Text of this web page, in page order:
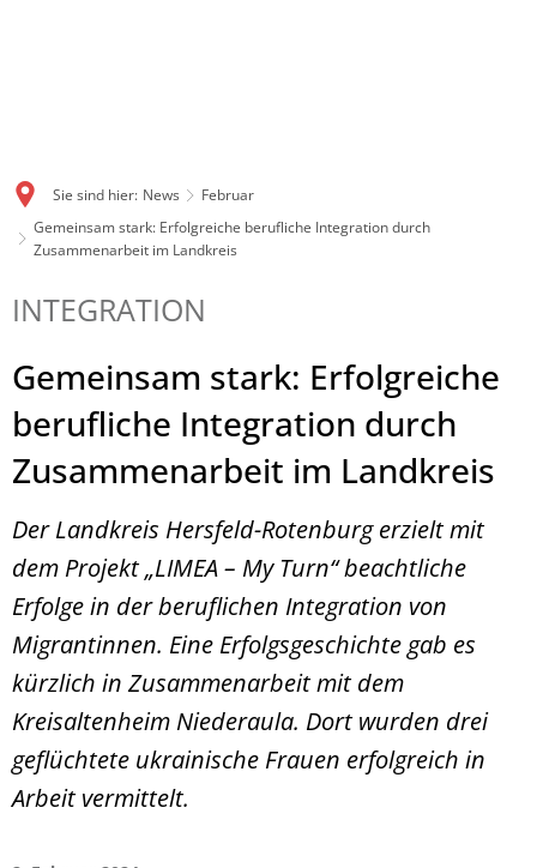
Sie sind hier: News
Februar
Gemeinsam stark: Erfolgreiche berufliche Integration durch
Zusammenarbeit im Landkreis
INTEGRATION
Gemeinsam stark: Erfolgreiche
berufliche Integration durch
Zusammenarbeit im Landkreis
Der Landkreis Hersfeld-Rotenburg erzielt mit
dem Projekt „LIMEA – My Turn“ beachtliche
Erfolge in der beruflichen Integration von
Migrantinnen. Eine Erfolgsgeschichte gab es
kürzlich in Zusammenarbeit mit dem
Kreisaltenheim Niederaula. Dort wurden drei
geflüchtete ukrainische Frauen erfolgreich in
Arbeit vermittelt.